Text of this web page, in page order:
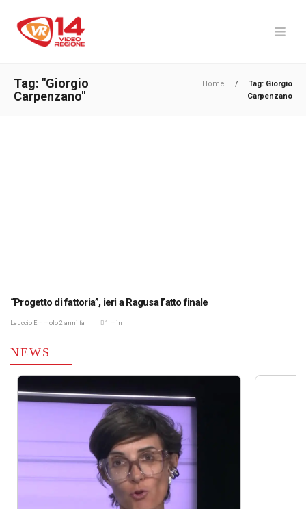
Tag: "Giorgio
Carpenzano"
Home /
Tag: Giorgio
Carpenzano
“Progetto di fattoria”, ieri a Ragusa l’atto finale
Leuccio Emmolo 2 anni fa 1 min
NEWS